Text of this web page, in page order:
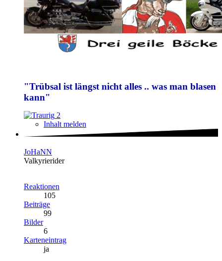
"Trübsal ist längst nicht alles .. was man blasen
kann"
2
Inhalt melden
JoHaNN
Valkyrierider
Reaktionen
105
Beiträge
99
Bilder
6
Karteneintrag
ja